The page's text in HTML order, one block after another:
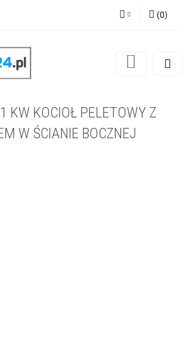
Zarejestruj się
(0)
KW KOCIOŁ PELETOWY Z
W ŚCIANIE BOCZNEJ